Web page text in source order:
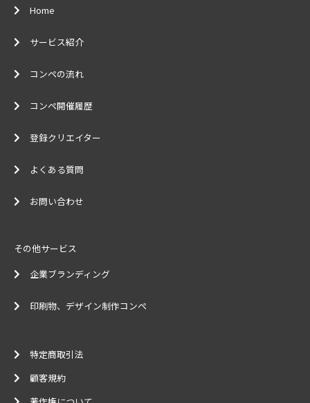
Home
サービス紹介
コンペの流れ
コンペ開催履歴
登録クリエイター
よくある質問
お問い合わせ
その他サービス
企業ブランディング
印刷物、デザイン制作コンペ
特定商取引法
顧客規約